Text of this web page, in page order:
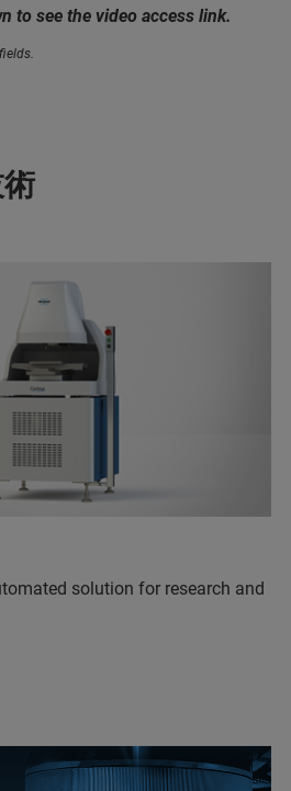
to see the video access link.
solution for research and